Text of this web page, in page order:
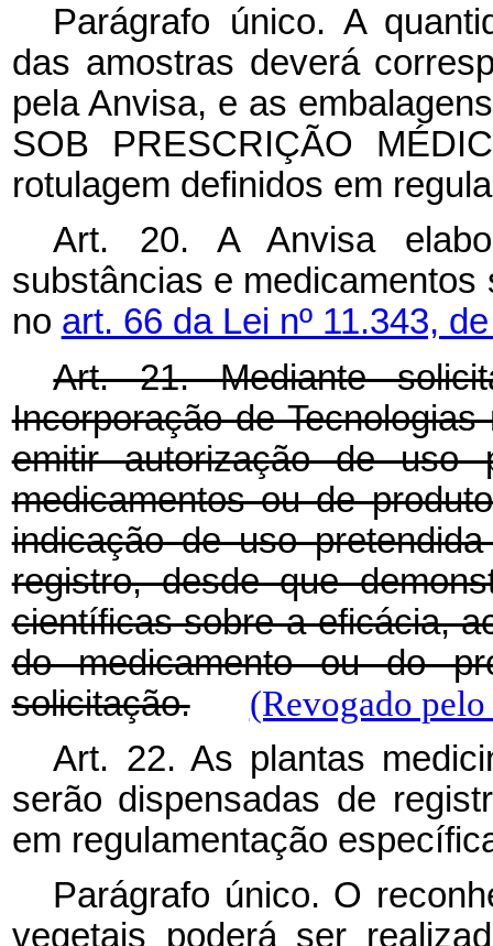
Parágrafo único. A
das amostras deverá
pela Anvisa, e as
SOB PRESCRIÇÃO
rotulagem definidos em
Art. 20. A Anvisa
substâncias e
no art. 66 da Lei nº 11.343,
Art. 21. Mediante
Incorporação de
emitir autorização de uso
medicamentos ou de
indicação de uso
registro, desde que
científicas sobre a eficácia,
do medicamento ou do
solicitação.
(Revogado
Art. 22. As plantas
serão dispensadas de
em regulamentação
Parágrafo único. O
vegetais poderá ser